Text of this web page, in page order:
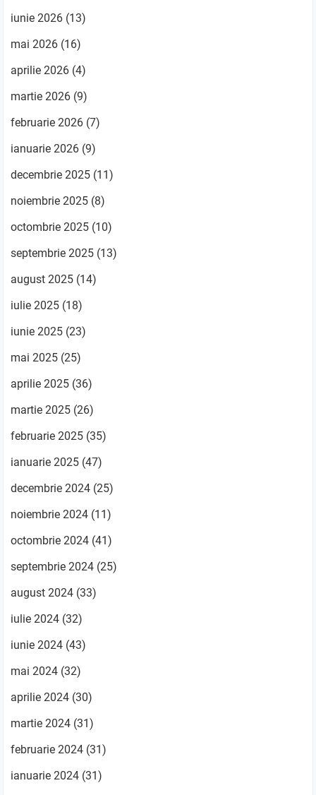
iunie 2026 (13)
mai 2026 (16)
aprilie 2026 (4)
martie 2026 (9)
februarie 2026 (7)
ianuarie 2026 (9)
decembrie 2025 (11)
noiembrie 2025 (8)
octombrie 2025 (10)
septembrie 2025 (13)
august 2025 (14)
iulie 2025 (18)
iunie 2025 (23)
mai 2025 (25)
aprilie 2025 (36)
martie 2025 (26)
februarie 2025 (35)
ianuarie 2025 (47)
decembrie 2024 (25)
noiembrie 2024 (11)
octombrie 2024 (41)
septembrie 2024 (25)
august 2024 (33)
iulie 2024 (32)
iunie 2024 (43)
mai 2024 (32)
aprilie 2024 (30)
martie 2024 (31)
februarie 2024 (31)
ianuarie 2024 (31)